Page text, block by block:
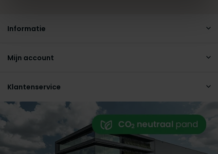
Informatie
Mijn account
Klantenservice